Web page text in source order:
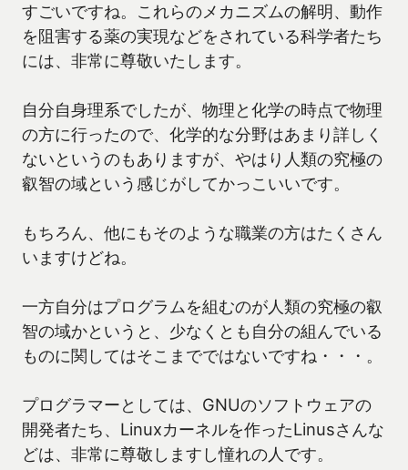
すごいですね。これらのメカニズムの解明、動作
を阻害する薬の実現などをされている科学者たち
には、非常に尊敬いたします。
自分自身理系でしたが、物理と化学の時点で物理
の方に行ったので、化学的な分野はあまり詳しく
ないというのもありますが、やはり人類の究極の
叡智の域という感じがしてかっこいいです。
もちろん、他にもそのような職業の方はたくさん
いますけどね。
一方自分はプログラムを組むのが人類の究極の叡
智の域かというと、少なくとも自分の組んでいる
ものに関してはそこまでではないですね・・・。
プログラマーとしては、GNUのソフトウェアの
開発者たち、Linuxカーネルを作ったLinusさんな
どは、非常に尊敬しますし憧れの人です。